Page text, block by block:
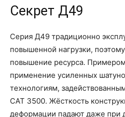
Секрет Д49
Серия Д49 традиционно
повышенной нагрузки,
повышение ресурса.
применение усиленных
технологиям,
CAT 3500. Жёсткость
деформации падают даже при